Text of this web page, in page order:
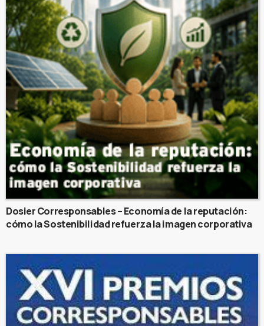
Dosier Corresponsables – Economía de la reputación:
cómo la Sostenibilidad refuerza la imagen corporativa